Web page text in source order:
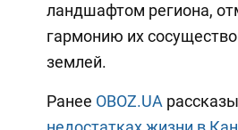
ландшафтом региона,
гармонию их
землей.
Ранее OBOZ.UA